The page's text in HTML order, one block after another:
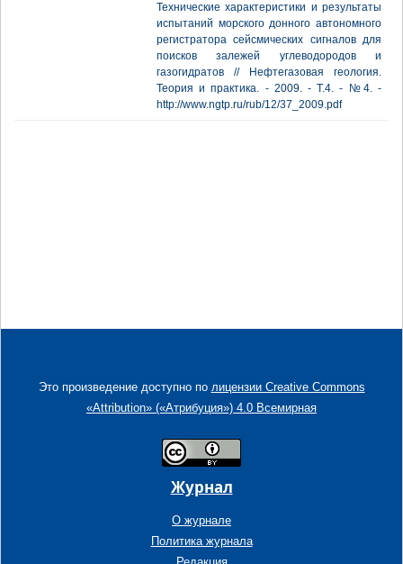
Технические характеристики и результаты
испытаний морского донного автономного
регистратора сейсмических сигналов для
поисков залежей углеводородов и
газогидратов // Нефтегазовая геология.
Теория и практика. - 2009. - Т.4. - №4. -
http://www.ngtp.ru/rub/12/37_2009.pdf
Это произведение доступно по лицензии Creative Commons
«Attribution» («Атрибуция») 4.0 Всемирная
Журнал
О журнале
Политика журнала